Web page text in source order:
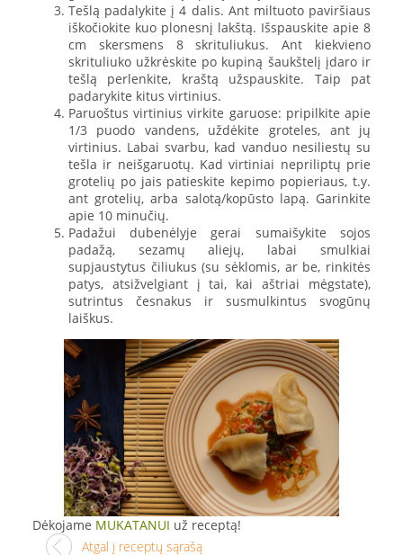
Tešlą padalykite į 4 dalis. Ant miltuoto paviršiaus
iškočiokite kuo plonesnį lakštą. Išspauskite apie 8
cm skersmens 8 skrituliukus. Ant kiekvieno
skrituliuko užkrėskite po kupiną šaukštelį įdaro ir
tešlą perlenkite, kraštą užspauskite. Taip pat
padarykite kitus virtinius.
Paruoštus virtinius virkite garuose: pripilkite apie
1/3 puodo vandens, uždėkite groteles, ant jų
virtinius. Labai svarbu, kad vanduo nesiliestų su
tešla ir neišgaruotų. Kad virtiniai nepriliptų prie
grotelių po jais patieskite kepimo popieriaus, t.y.
ant grotelių, arba salotą/kopūsto lapą. Garinkite
apie 10 minučių.
Padažui dubenėlyje gerai sumaišykite sojos
padažą, sezamų aliejų, labai smulkiai
supjaustytus čiliukus (su sėklomis, ar be, rinkitės
patys, atsižvelgiant į tai, kai aštriai mėgstate),
sutrintus česnakus ir susmulkintus svogūnų
laiškus.
Dėkojame MUKATANUI už receptą!
Atgal į receptų sąrašą